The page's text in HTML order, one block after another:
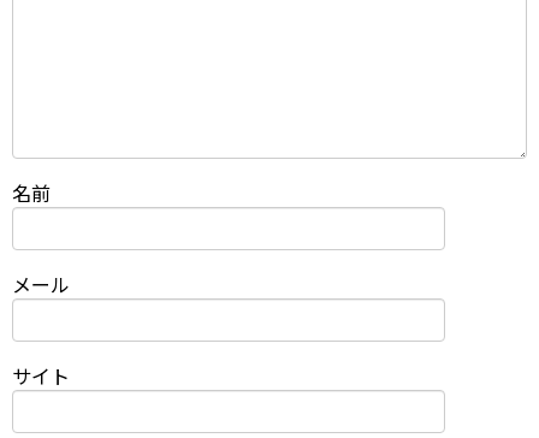
名前
メール
サイト